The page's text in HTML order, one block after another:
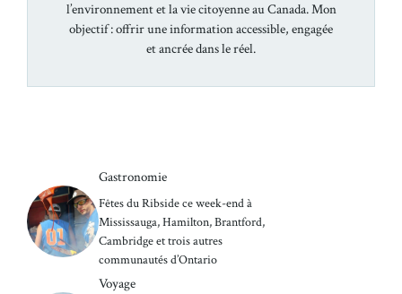
l’environnement et la vie citoyenne au Canada. Mon
objectif : offrir une information accessible, engagée
et ancrée dans le réel.
Gastronomie
Fêtes du Ribside ce week-end à
Mississauga, Hamilton, Brantford,
Cambridge et trois autres
communautés d’Ontario
Voyage